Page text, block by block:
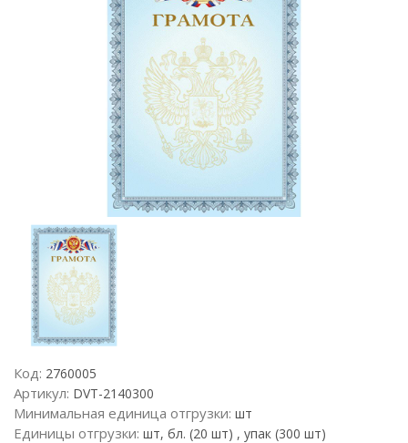
Код: 2760005
Артикул: DVT-2140300
Минимальная единица отгрузки: шт
Единицы отгрузки: шт, бл. (20 шт) , упак (300 шт)